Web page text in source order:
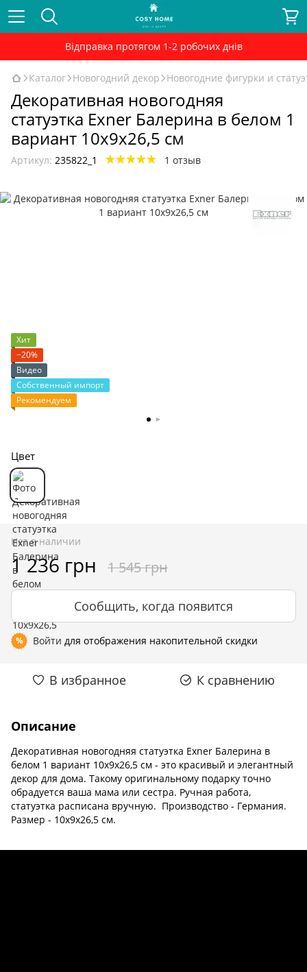
Відправка протягом 1-2 робочих днів
Каталог Новогодний декор Новогодние фигурки и
Декоративная новогодняя
статуэтка Exner Балерина в белом 1
вариант 10x9x26,5 см
Артикул: 235822_1 1 отзыв
Хит
−20%
Видео
Собственный импорт
Рекомендуем
Цвет
Нет в наличии
1 236 грн 1 545 грн
Сообщить, когда появится
% Войти для отображения накопительной скидки
В избранное К сравнению
Описание
Декоративная новогодняя статуэтка Exner Балерина в
белом 1 вариант 10x9x26,5 см - это красивый и элегантный
декор для дома. Такому оригинальному подарку точно
обрадуется ваша мама или сестра. Ручная работа,
статуэтка расписана вручную. ​Производство - Германия.
Размер - 10x9x26,5 см.